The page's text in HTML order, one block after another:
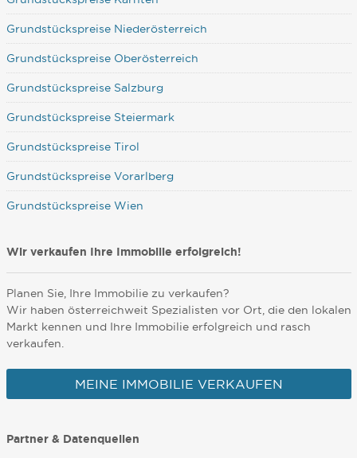
Grundstückspreise Niederösterreich
Grundstückspreise Oberösterreich
Grundstückspreise Salzburg
Grundstückspreise Steiermark
Grundstückspreise Tirol
Grundstückspreise Vorarlberg
Grundstückspreise Wien
Wir verkaufen Ihre Immobilie erfolgreich!
Planen Sie, Ihre Immobilie zu verkaufen?
Wir haben österreichweit Spezialisten vor Ort, die den lokalen
Markt kennen und Ihre Immobilie erfolgreich und rasch
verkaufen.
MEINE IMMOBILIE VERKAUFEN
Partner & Datenquellen